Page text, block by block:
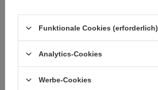
84,00 €
Niedrigster Preis in 30 Tagen vor Rabatt: 104,99 € -19%
In den
Funktionale Cookies (erforderlich)
Analytics-Cookies
Werbe-Cookies